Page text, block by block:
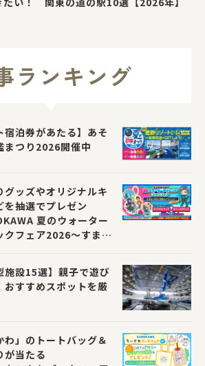
ランキング
宿泊券があたる】あそ
まつり2026開催中
グッズやオリジナルキ
を抽選でプレゼン
夏のウォーター
クフェア2026～すまな
施設15選】親子で遊び
おすすめスポットを厳
わ」のトートバッグ＆
が当たる